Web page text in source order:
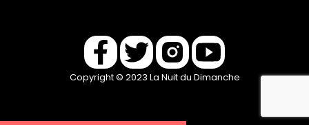
Copyright © 2023 La Nuit du Dimanche